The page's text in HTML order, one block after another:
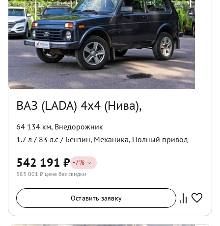
ВАЗ (LADA) 4x4 (Нива),
64 134 км, Внедорожник
1.7 л / 83 л.с / Бензин, Механика, Полный привод
542 191 ₽ -7%
583 001 ₽ цена без скидки
Оставить заявку